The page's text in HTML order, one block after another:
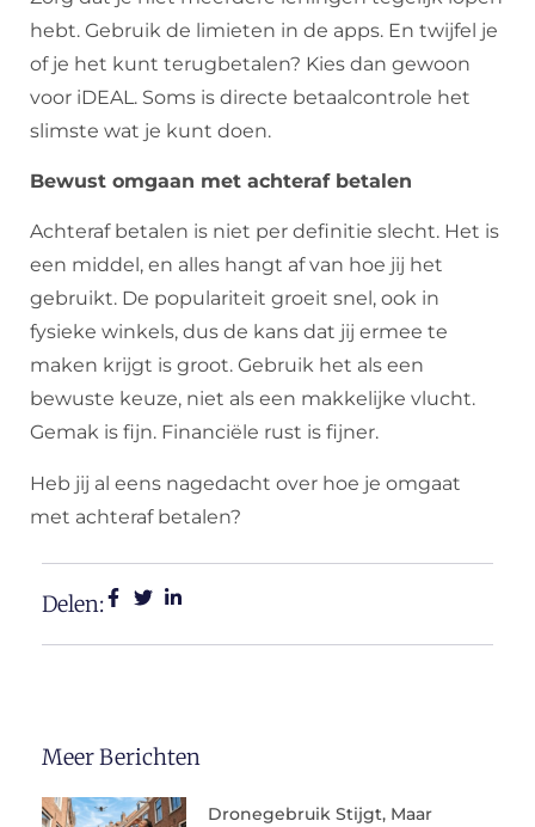
hebt. Gebruik de limieten in de apps. En twijfel je
of je het kunt terugbetalen? Kies dan gewoon
voor iDEAL. Soms is directe betaalcontrole het
slimste wat je kunt doen.
Bewust omgaan met achteraf betalen
Achteraf betalen is niet per definitie slecht. Het is
een middel, en alles hangt af van hoe jij het
gebruikt. De populariteit groeit snel, ook in
fysieke winkels, dus de kans dat jij ermee te
maken krijgt is groot. Gebruik het als een
bewuste keuze, niet als een makkelijke vlucht.
Gemak is fijn. Financiële rust is fijner.
Heb jij al eens nagedacht over hoe je omgaat
met achteraf betalen?
Delen:
Meer Berichten
Dronegebruik Stijgt, Maar